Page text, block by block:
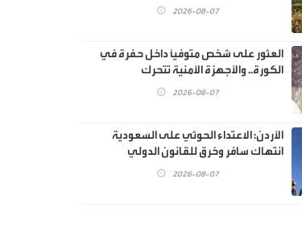
2026-08-07
العثور على شخص متوفيًا داخل حفرة في
الكورة.. والأجهزة الأمنية تتحرك
2026-08-07
الأردن: الاعتداء الحوثي على السعودية
انتهاك سافر وخرق للقانون الدولي
2026-08-07